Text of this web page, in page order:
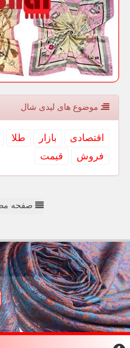
موضوع های لیدی شال
اقتصادی بازار طلا
فروش
قیمت
صفحه